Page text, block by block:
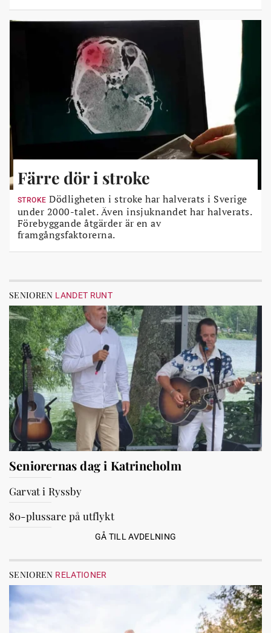
Färre dör i stroke
STROKE Dödligheten i stroke har halverats i Sverige
under 2000-talet. Även insjuknandet har halverats.
Förebyggande åtgärder är en av
framgångsfaktorerna.
SENIOREN LANDET RUNT
Seniorernas dag i Katrineholm
Garvat i Ryssby
80-plussare på utflykt
GÅ TILL AVDELNING
SENIOREN RELATIONER